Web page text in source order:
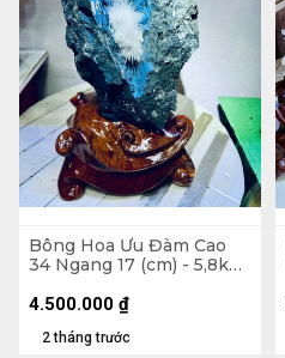
Bông Hoa Ưu Đàm Cao
34 Ngang 17 (cm) - 5,8kg
2 tháng trước
4.500.000 ₫